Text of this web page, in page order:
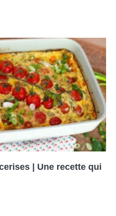
| Une recette qui